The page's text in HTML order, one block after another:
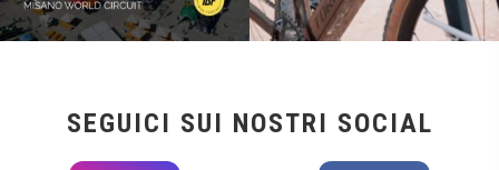
SEGUICI SUI NOSTRI SOCIAL